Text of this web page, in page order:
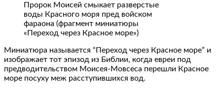
Пророк Моисей смыкает разверстые
воды Красного моря пред войском
фараона (фрагмент миниатюры
«Переход через Красное море»)
Миниатюра называется “Переход через Красное море” и
изображает тот эпизод из Библии, когда евреи под
предводительством Моисея-Мовсеса перешли Красное
море посуху меж расступившихся вод.